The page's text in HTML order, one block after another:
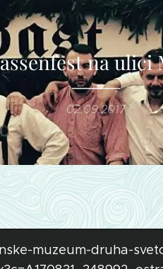
na ulici
02.09.2017
muzeum-druha-